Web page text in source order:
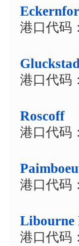
港口代码
港口代码
Roscoff
港口代码
港口代码
Libourne
港口代码